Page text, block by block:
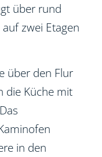
über rund
zwei Etagen
über den Flur
die Küche mit
in den